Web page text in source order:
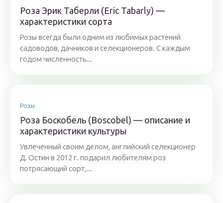
Роза Эрик Таберли (Eric Tabarly) —
характеристики сорта
Розы всегда были одним из любимых растений
садоводов, дачников и селекционеров. С каждым
годом численность...
Розы
Роза Боскобель (Boscobel) — описание и
характеристики культуры
Увлеченный своим делом, английский селекционер
Д. Остин в 2012 г. подарил любителям роз
потрясающий сорт,...